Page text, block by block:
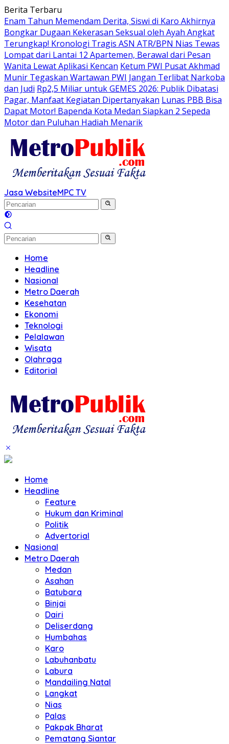
Langsung
ke
konten
Berita Terbaru
Enam Tahun Memendam Derita, Siswi di Karo Akhirnya
Bongkar Dugaan Kekerasan Seksual oleh Ayah Angkat
Terungkap! Kronologi Tragis ASN ATR/BPN Nias Tewas
Lompat dari Lantai 12 Apartemen, Berawal dari Pesan
Wanita Lewat Aplikasi Kencan Ketum PWI Pusat Akhmad
Munir Tegaskan Wartawan PWI Jangan Terlibat Narkoba
dan Judi Rp2,5 Miliar untuk GEMES 2026: Publik Dibatasi
Pagar, Manfaat Kegiatan Dipertanyakan Lunas PBB Bisa
Dapat Motor! Bapenda Kota Medan Siapkan 2 Sepeda
Motor dan Puluhan Hadiah Menarik
Jasa WebsiteMPC TV
Home
Headline
Nasional
Metro Daerah
Kesehatan
Ekonomi
Teknologi
Pelalawan
Wisata
Olahraga
Editorial
Home
Headline
Feature
Hukum dan Kriminal
Politik
Advertorial
Nasional
Metro Daerah
Medan
Asahan
Batubara
Binjai
Dairi
Deliserdang
Humbahas
Karo
Labuhanbatu
Labura
Mandailing Natal
Langkat
Nias
Palas
Pakpak Bharat
Pematang Siantar